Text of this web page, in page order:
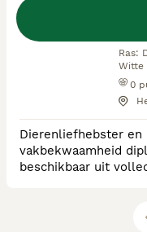
Ras:
Witte
0
Dierenliefhebster en
vakbekwaamheid
beschikbaar uit